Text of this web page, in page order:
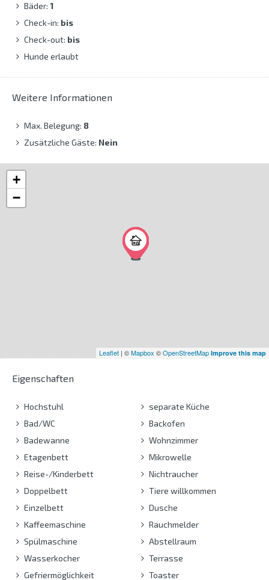
Bäder: 1
Check-in: bis
Check-out: bis
Hunde erlaubt
Weitere Informationen
Max. Belegung: 8
Zusätzliche Gäste: Nein
+
−
Leaflet | ©Mapbox ©OpenStreetMap Improve this map
Eigenschaften
Hochstuhl
Bad/WC
Badewanne
Etagenbett
Reise-/Kinderbett
Doppelbett
Einzelbett
Kaffeemaschine
Spülmaschine
Wasserkocher
Gefriermöglichkeit
separate Küche
Backofen
Wohnzimmer
Mikrowelle
Nichtraucher
Tiere willkommen
Dusche
Rauchmelder
Abstellraum
Terrasse
Toaster